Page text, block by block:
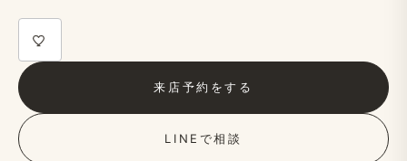
来店予約を​する
LINEで​相談